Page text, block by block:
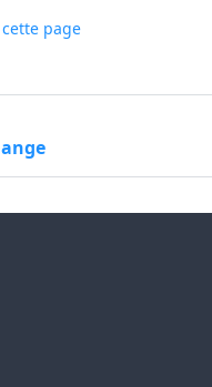
page